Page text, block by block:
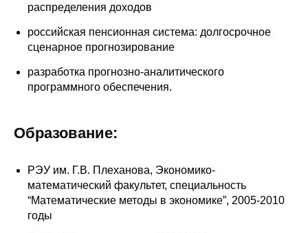
Семинары
Энергетический семинар
Российско-французский семинар
распределения доходов
российская пенсионная система: долгосрочное
сценарное прогнозирование
разработка прогнозно-аналитического
программного обеспечения.
Образование:
РЭУ им. Г.В. Плеханова, Экономико-
математический факультет, специальность
“Математические методы в экономике”, 2005-2010
годы